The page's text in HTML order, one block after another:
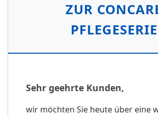
ZUR
PFLEGESERIE
Sehr geehrte Kunden,
wir möchten Sie heute über eine